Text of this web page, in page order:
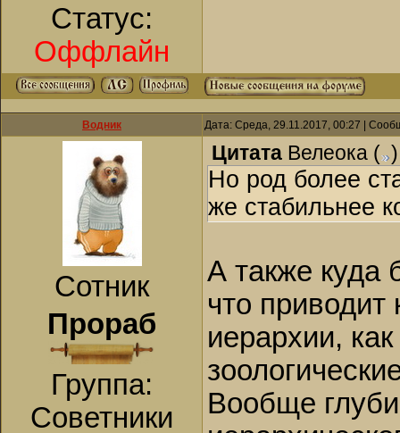
Статус:
Оффлайн
Водник Дата: Среда, 29.11.2017, 00:27 |
Сотник
Прораб
Группа:
Советники
Цитата Велеока ( )
Но род более
же стабильнее
А также куда
что приводит
иерархии,
Вообще